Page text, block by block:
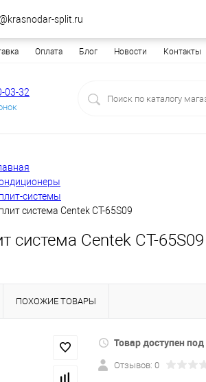
Оплата Блог Новости Контакты
03-32
системы
система Centek CT-65S09
система Centek CT-65S09
ПОХОЖИЕ ТОВАРЫ
Товар доступен
Отзывов: 0
split.ru